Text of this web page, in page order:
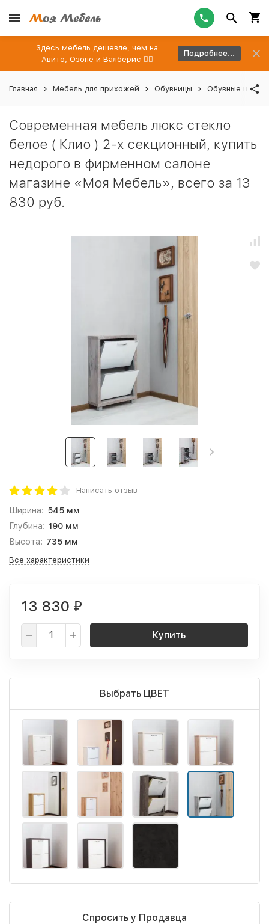
Здесь мебель дешевле, чем на
Авито, Озоне и Валберис 👉🏻
Подробнее...
Главная Мебель для прихожей Обувницы Обувные
Современная мебель люкс стекло
белое ( Клио ) 2-х секционный, купить
недорого в фирменном салоне
магазине «Моя Мебель», всего за 13
830 руб.
Написать отзыв
Ширина: 545 мм
Глубина: 190 мм
Высота: 735 мм
Все характеристики
13 830 ₽
Купить
Выбрать ЦВЕТ
Спросить у Продавца